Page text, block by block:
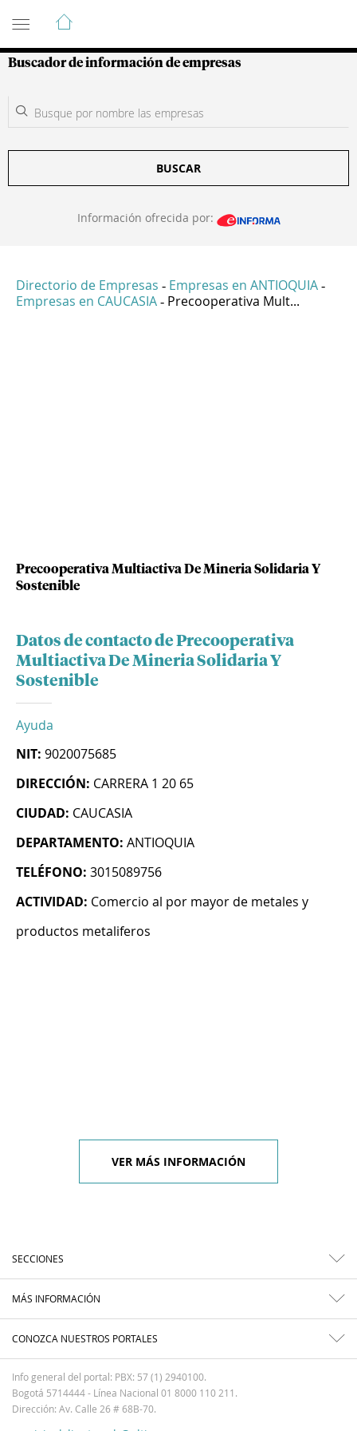
Guía de Empresas Colombianas
Buscador de información de empresas
BUSCAR
Información ofrecida por:
Directorio de Empresas - Empresas en ANTIOQUIA -
Empresas en CAUCASIA - Precooperativa Mult...
Precooperativa Multiactiva De Mineria Solidaria Y
Sostenible
Datos de contacto de Precooperativa
Multiactiva De Mineria Solidaria Y
Sostenible
Ayuda
NIT: 9020075685
DIRECCIÓN: CARRERA 1 20 65
CIUDAD: CAUCASIA
DEPARTAMENTO: ANTIOQUIA
TELÉFONO: 3015089756
ACTIVIDAD: Comercio al por mayor de metales y
productos metaliferos
VER MÁS INFORMACIÓN
SECCIONES
MÁS INFORMACIÓN
CONOZCA NUESTROS PORTALES
Info general del portal: PBX: 57 (1) 2940100.
Bogotá 5714444 - Línea Nacional 01 8000 110 211.
Dirección: Av. Calle 26 # 68B-70.